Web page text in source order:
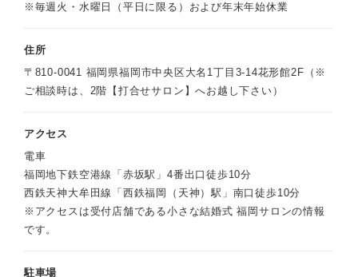
※毎週火・水曜日（平日に限る）および年末年始休業
住所
〒810-0041 福岡県福岡市中央区大名1丁目3-14花形館2F（※
ご相談時は、2階【打合せサロン】へお越し下さい）
アクセス
電車
福岡地下鉄空港線「赤坂駅」4番出口徒歩10分
西鉄天神大牟田線「西鉄福岡（天神）駅」南口徒歩10分
※アクセスは受付店舗である小さな結婚式 福岡サロンの情報
です。
駐車場